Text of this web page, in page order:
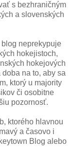
s bezhraničným
a slovenských
neprekypuje
hokejistoch,
hokejových
na to, aby sa
ktorý u majority
či osobitne
pozornosť.
ktorého hlavnou
a časovo i
Blog alebo